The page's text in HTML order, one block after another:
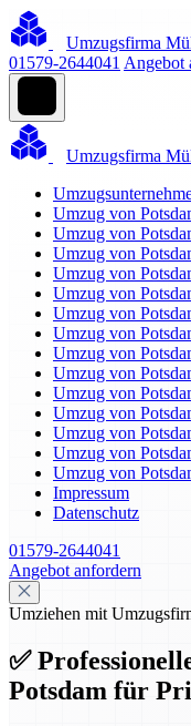
Umzugsfirma
01579-2644041 Angebot
Umzugsfirma
Umzug von
Umzug von
Umzug von
Umzug von
Umzug von
Umzug von
Umzug von
Umzug von
Umzug von
Umzug von
Umzug von
Umzug von
Umzug von
Umzug von
Impressum
Datenschutz
01579-2644041
Angebot anfordern
Umziehen mit
✅
Potsdam für